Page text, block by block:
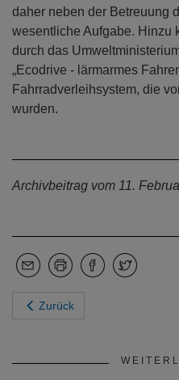
daher neben der Betreuung
wesentliche Aufgabe. Hinzu
durch das
„Ecodrive - lärmarmes
Fahrradverleihsystem, die
wurden.
Archivbeitrag vom 11.
Zurück